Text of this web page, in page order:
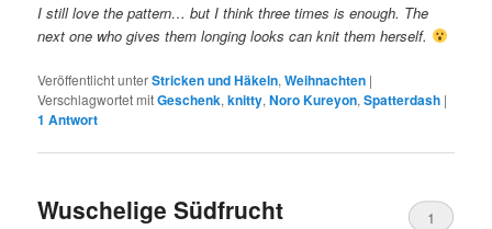
I still love the pattern… but I think three times is enough. The
next one who gives them longing looks can knit them herself.
Veröffentlicht unterStricken und Häkeln,Weihnachten |
Verschlagwortet mitGeschenk,knitty,Noro Kureyon,Spatterdash |
1 Antwort
Wuschelige Südfrucht 1